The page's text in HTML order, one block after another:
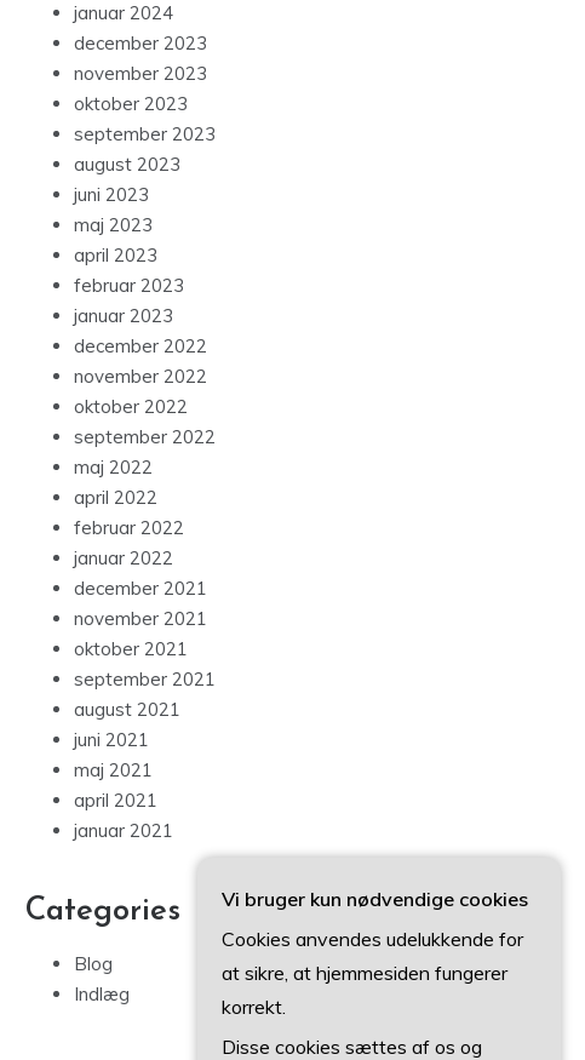
januar 2024
december 2023
november 2023
oktober 2023
september 2023
august 2023
juni 2023
maj 2023
april 2023
februar 2023
januar 2023
december 2022
november 2022
oktober 2022
september 2022
maj 2022
april 2022
februar 2022
januar 2022
december 2021
november 2021
oktober 2021
september 2021
august 2021
juni 2021
maj 2021
april 2021
januar 2021
Categories
Blog
Indlæg
Vi bruger kun nødvendige cookies
Cookies anvendes udelukkende for
at sikre, at hjemmesiden fungerer
korrekt.
Disse cookies sættes af os og